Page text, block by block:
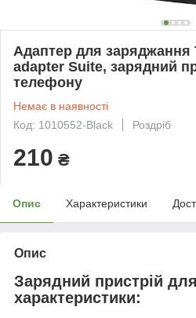
Адаптер для заряджання
adapter Suite, зарядний
телефону
Немає в наявності
Код: 1010552-Black
Роздріб
210 ₴
Опис Характеристики
Опис
Зарядний пристрій
характеристики: